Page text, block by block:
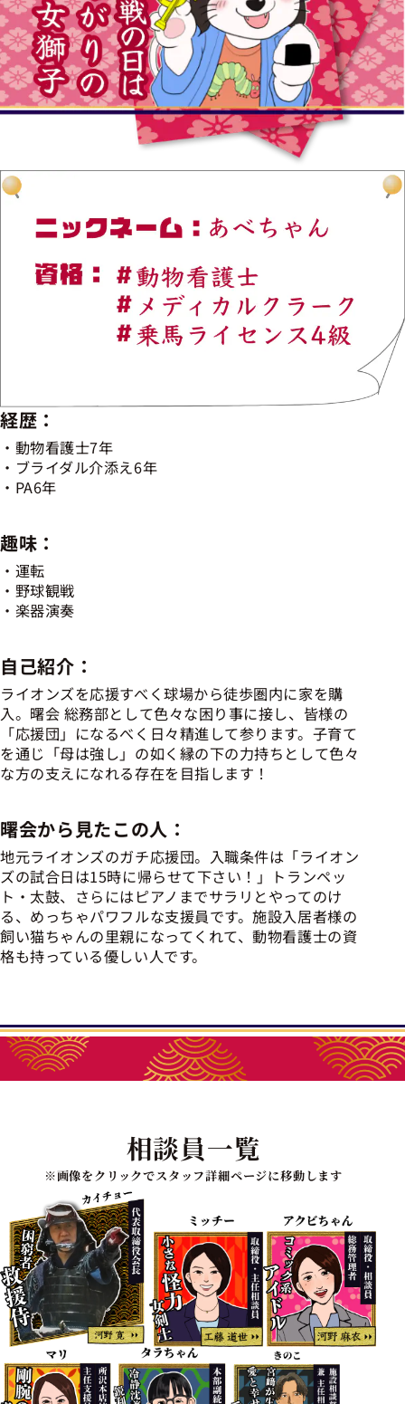
経歴：
動物看護士7年
ブライダル介添え6年
PA6年
趣味：
運転
野球観戦
楽器演奏
自己紹介：
ライオンズを応援すべく球場から徒歩圏内に家を購
入。曙会 総務部として色々な困り事に接し、皆様の
「応援団」になるべく日々精進して参ります。子育て
を通じ「母は強し」の如く縁の下の力持ちとして色々
な方の支えになれる存在を目指します！
曙会から見たこの人：
地元ライオンズのガチ応援団。入職条件は「ライオン
ズの試合日は15時に帰らせて下さい！」トランペッ
ト・太鼓、さらにはピアノまでサラリとやってのけ
る、めっちゃパワフルな支援員です。施設入居者様の
飼い猫ちゃんの里親になってくれて、動物看護士の資
格も持っている優しい人です。
相談員一覧
※画像をクリックでスタッフ詳細ページに移動します